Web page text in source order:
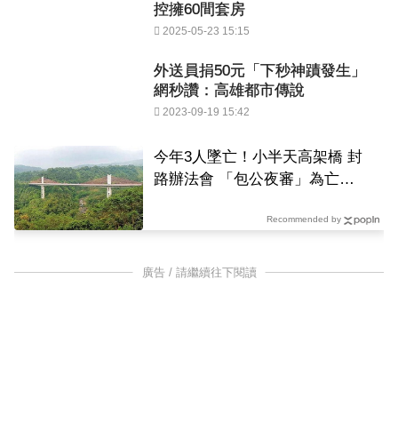
控擁60間套房
2025-05-23 15:15
外送員捐50元「下秒神蹟發生」
網秒讚：高雄都市傳說
2023-09-19 15:42
今年3人墜亡！小半天高架橋 封
路辦法會 「包公夜審」為亡魂
Recommended by
廣告 / 請繼續往下閱讀